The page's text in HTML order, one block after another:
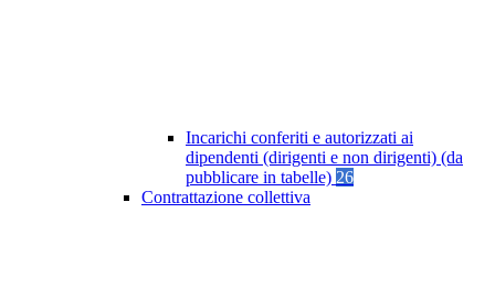
Incarichi conferiti e autorizzati ai
dipendenti (dirigenti e non dirigenti) (da
pubblicare in tabelle) 26
Contrattazione collettiva